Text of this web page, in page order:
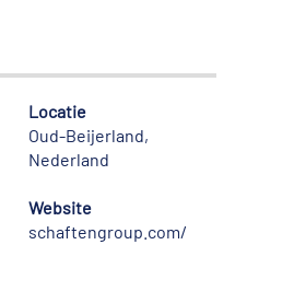
Locatie
Oud-Beijerland,
Nederland
Website
schaftengroup.com/